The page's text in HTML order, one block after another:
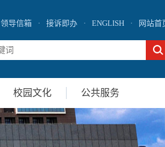
领导信箱 · 接诉即办 · ENGLISH · 网站首
校园文化 公共服务